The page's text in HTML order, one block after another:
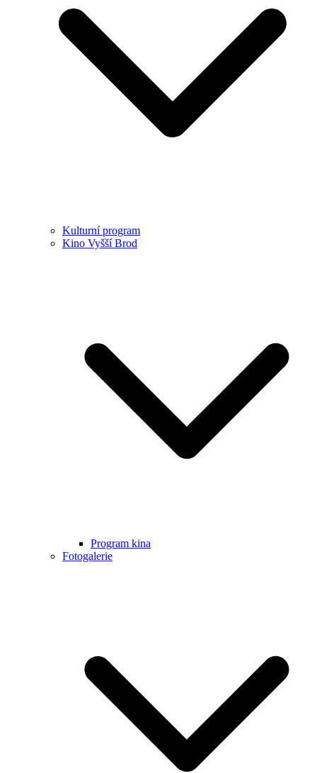
Kulturní program
Kino Vyšší Brod
Program kina
Fotogalerie